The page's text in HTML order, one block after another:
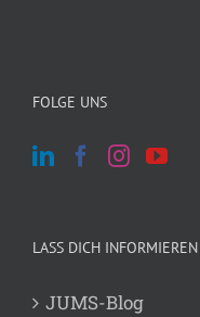
FOLGE UNS
LASS DICH INFORMIEREN
JUMS-Blog